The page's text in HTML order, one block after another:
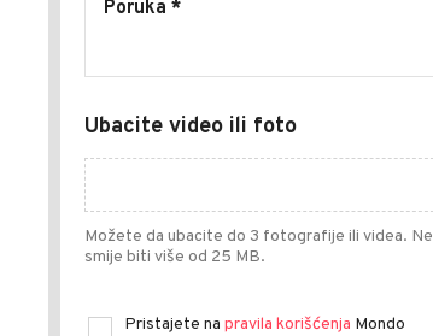
Ubacite video ili foto
Možete da ubacite do 3 fotografije ili videa. Ne
smije biti više od 25 MB.
Pristajete na pravila korišćenja Mondo